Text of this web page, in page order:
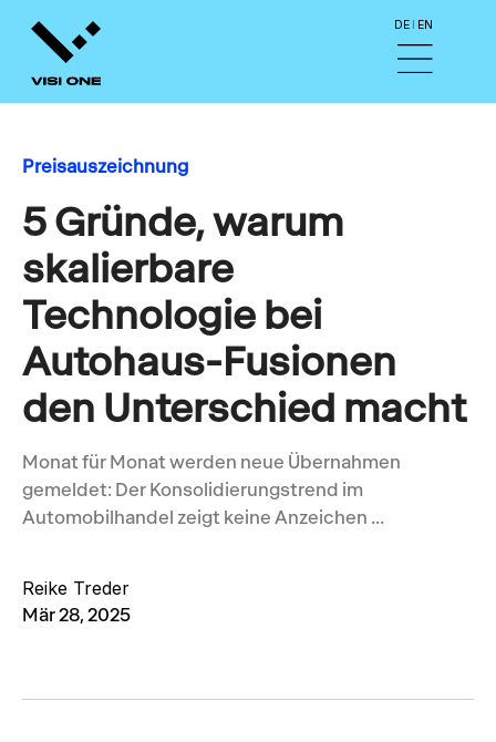
DE I EN
Preisauszeichnung
5 Gründe, warum
skalierbare
Technologie bei
Autohaus-Fusionen
den Unterschied macht
Monat für Monat werden neue Übernahmen
gemeldet: Der Konsolidierungstrend im
Automobilhandel zeigt keine Anzeichen ...
Reike Treder
Mär 28, 2025